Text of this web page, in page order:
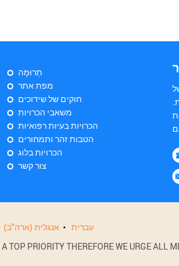
תְרוּמָה
מפת אתר
חוקים של שידוכים
משאבי הכרויות
הכרויות בעיות רפואיות
הטבות זהר ותמחורים
הכרויות בלוג
צור קשר
אנגלית (ארה"ב) עִברִית
PRIORITY THEREFORE WE URGE ALL